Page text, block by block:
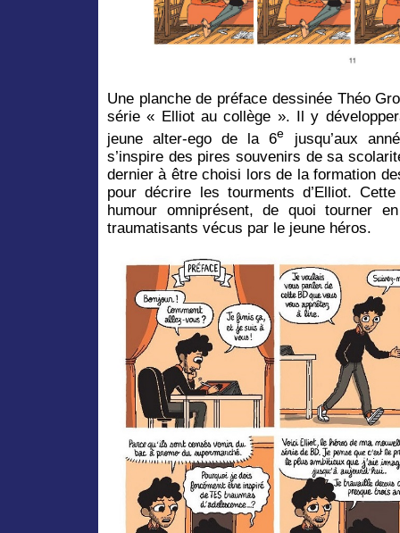
Une planche de préface dessinée Théo
série « Elliot au collège ». Il y
jeune alter-ego de la 6e
jusqu’aux
s’inspire des pires souvenirs de sa
dernier à être choisi lors de la formation
pour décrire les tourments d’Elliot.
humour omniprésent, de quoi tourner
traumatisants vécus par le jeune héros.